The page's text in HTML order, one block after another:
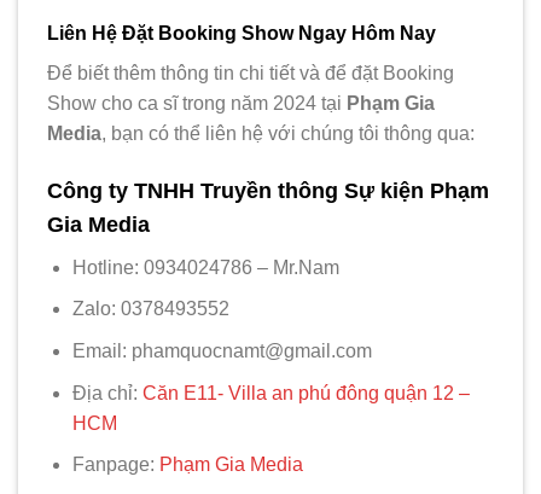
Liên Hệ Đặt Booking Show Ngay Hôm Nay
Để biết thêm thông tin chi tiết và để đặt Booking
Show cho ca sĩ trong năm 2024 tại Phạm Gia
Media, bạn có thể liên hệ với chúng tôi thông qua:
Công ty TNHH Truyền thông Sự kiện Phạm
Gia Media
Hotline: 0934024786 – Mr.Nam
Zalo: 0378493552
Email: phamquocnamt@gmail.com
Địa chỉ: Căn E11- Villa an phú đông quận 12 –
HCM
Fanpage: Phạm Gia Media